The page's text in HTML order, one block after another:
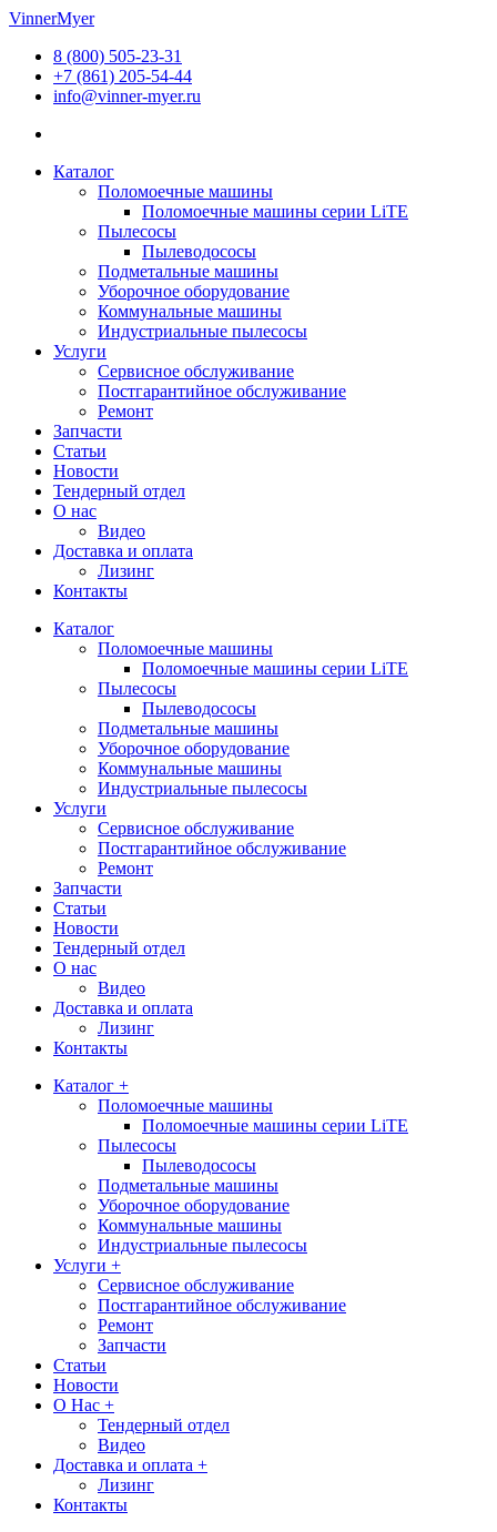
Перейти
содержимому
VinnerMyer
8 (800) 505-23-31
+7 (861) 205-54-44
info@vinner-myer.ru
Каталог
Поломоечные машины
Поломоечные машины серии LiTE
Пылесосы
Пылеводососы
Подметальные машины
Уборочное оборудование
Коммунальные машины
Индустриальные пылесосы
Услуги
Сервисное обслуживание
Постгарантийное обслуживание
Ремонт
Запчасти
Статьи
Новости
Тендерный отдел
О нас
Видео
Доставка и оплата
Лизинг
Контакты
Каталог
Поломоечные машины
Поломоечные машины серии LiTE
Пылесосы
Пылеводососы
Подметальные машины
Уборочное оборудование
Коммунальные машины
Индустриальные пылесосы
Услуги
Сервисное обслуживание
Постгарантийное обслуживание
Ремонт
Запчасти
Статьи
Новости
Тендерный отдел
О нас
Видео
Доставка и оплата
Лизинг
Контакты
Каталог +
Поломоечные машины
Поломоечные машины серии LiTE
Пылесосы
Пылеводососы
Подметальные машины
Уборочное оборудование
Коммунальные машины
Индустриальные пылесосы
Услуги +
Сервисное обслуживание
Постгарантийное обслуживание
Ремонт
Запчасти
Статьи
Новости
О Нас +
Тендерный отдел
Видео
Доставка и оплата +
Лизинг
Контакты